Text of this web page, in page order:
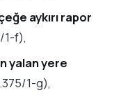
aykırı rapor
f),
yalan yere
1-g),